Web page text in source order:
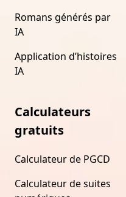
Romans générés par
IA
Application d’histoires
IA
Calculateurs
gratuits
Calculateur de PGCD
Calculateur de suites